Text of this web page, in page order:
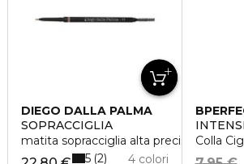
DIEGO DALLA PALMA
SOPRACCIGLIA
matita sopracciglia alta precisone
4 colori
5 2
Colla